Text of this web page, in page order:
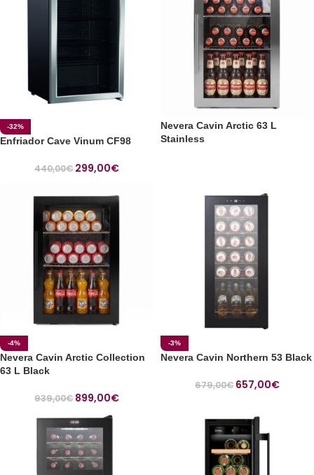
-32%
Enfriador Cave Vinum CF98
440,00€ 299,00€
Nevera Cavin Arctic 63 L
Stainless
-4%
Nevera Cavin Arctic Collection
63 L Black
939,00€ 899,00€
-3%
Nevera Cavin Northern 53 Black
679,00€ 657,00€